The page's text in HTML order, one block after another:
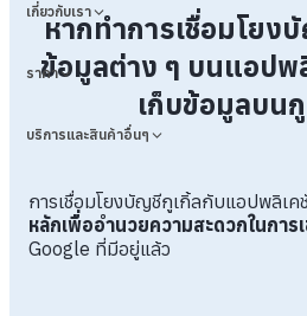
เกี่ยวกับเรา
ราคา
บริการและสินค้าอื่นๆ
หากทำการเชื่อมโยง
ข้อมูลต่าง ๆ บนแอปพ
เก็บข้อมูลบน
การเชื่อมโยงบัญชีกูเกิ้ลกับแอปพลิเค
หลักเพื่ออำนวยความสะดวกในการ
Google ที่มีอยู่แล้ว